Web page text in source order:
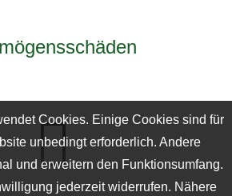
Cookies. Einige Cookies sind für
unbedingt erforderlich. Andere
und erweitern den Funktionsumfang.
jederzeit widerrufen. Nähere